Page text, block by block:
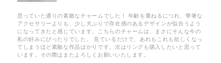
思っていた通りの素敵なチャームでした！ 年齢を重ねるにつれ、華奢な
アクセサリーよりも、少し大ぶりで存在感のあるデザインが似合うよう
になってきたと感じています。こちらのチャームは、まさにそんな今の
私の好みにぴったりでした。 見ているだけで、あれもこれも欲しくなっ
てしまうほど素敵な作品ばかりです。次はリングも購入したいと思って
います。その際はまたよろしくお願いいたします。